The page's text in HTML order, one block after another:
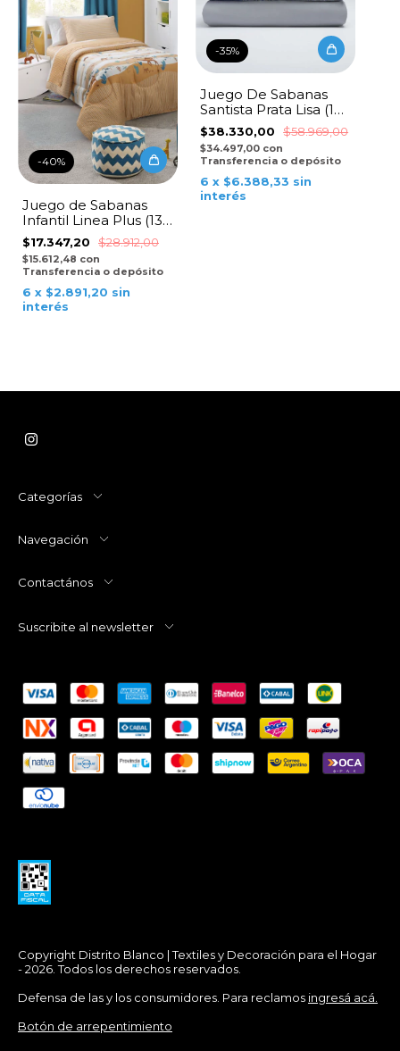
-40%
Juego de Sabanas
Infantil Linea Plus (132
Hilos) - Sahara
$17.347,20 $28.912,00
$15.612,48 con
Transferencia o depósito
6 x $2.891,20 sin
interés
-35%
Juego De Sabanas
Santista Prata Lisa (150
Hilos) - Charly
$38.330,00 $58.969,00
$34.497,00 con
Transferencia o depósito
6 x $6.388,33 sin
interés
Categorías
Navegación
Contactános
Suscribite al newsletter
Copyright Distrito Blanco | Textiles y Decoración para el Hogar
- 2026. Todos los derechos reservados.
Defensa de las y los consumidores. Para reclamos ingresá acá.
Botón de arrepentimiento